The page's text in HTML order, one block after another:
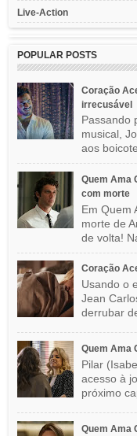
Live-Action
POPULAR POSTS
Coração
irrecusável
Passando
musical,
aos
Quem Ama
com morte
Em Quem
morte de
de volta!
Coração
Usando o
Jean
derrubar
Quem Ama
Pilar
acesso à
próximo
Quem Ama